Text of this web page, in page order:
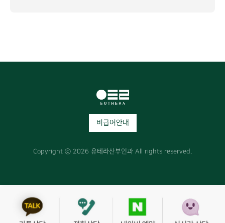
비급여안내
Copyright ⓒ 2026 유테라산부인과 All rights reserved.